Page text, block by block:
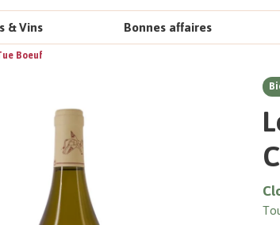
& Vins Bonnes affaires
Boeuf